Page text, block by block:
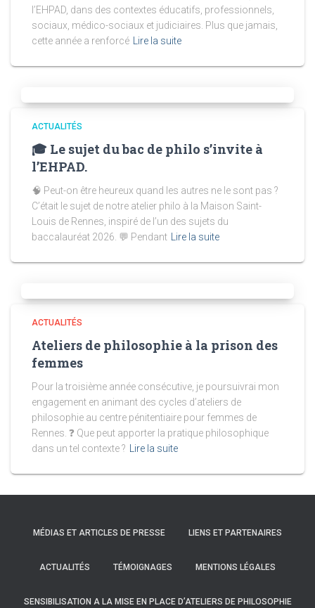
l’EHPAD, dans des contextes éducatifs, professionnels,
sociaux, médico-sociaux et judiciaires. Plus que jamais,
cette année a renforcé
Lire la suite
ACTUALITÉS
🎓 Le sujet du bac de philo s’invite à
l’EHPAD.
🧠 Peut-on être heureux quand les autres ne le sont pas ?
C’était le sujet de notre atelier philo à la Maison Saint-
Louis de Rennes, inspiré de l’un des sujets du
baccalauréat 2026. 💬 Pendant
Lire la suite
ACTUALITÉS
Ateliers de philosophie à la prison des
femmes
Pour la troisième année consécutive, je poursuivrai mon
engagement en animant des cycles d’ateliers de
philosophie au centre pénitentiaire pour femmes de
Rennes. ❓ Que peut apporter la pratique philosophique
dans un tel contexte ?
Lire la suite
MÉDIAS ET ARTICLES DE PRESSE LIENS ET PARTENAIRES
ACTUALITÉS TÉMOIGNAGES MENTIONS LÉGALES
SENSIBILISATION A LA MISE EN PLACE D’ATELIERS DE PHILOSOPHIE